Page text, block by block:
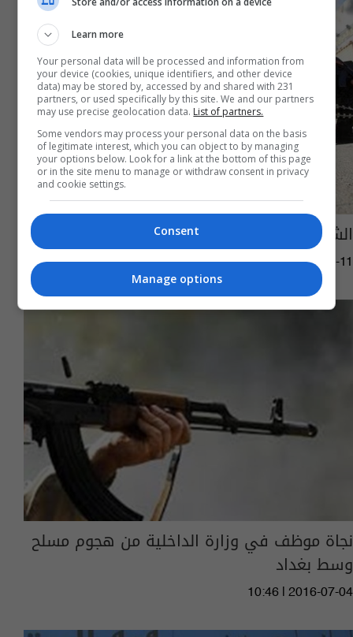
الشوارع التي تم اغلاقها اليوم وسط بغداد
01:37 | 2017-02-11
نجاة موظف في وزارة الداخلية من هجوم مسلح
وسط بغداد
10:46 | 2016-07-04
Learn more
Your personal data will be processed and information from
your device (cookies, unique identifiers, and other device
data) may be stored by, accessed by and shared with 231
partners, or used specifically by this site. We and our partners
may use precise geolocation data. List of partners.
Some vendors may process your personal data on the basis
of legitimate interest, which you can object to by managing
your options below. Look for a link at the bottom of this page
or in the site menu to manage or withdraw consent in privacy
and cookie settings.
Consent
Manage options